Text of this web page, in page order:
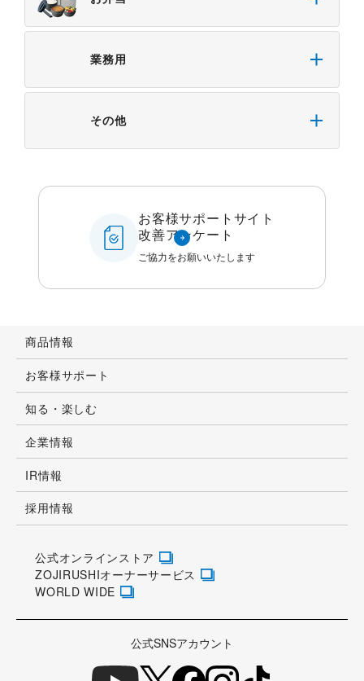
業務用
その他
お客様サポートサイト
改善アンケート
ご協力をお願いいたします
商品情報
お客様サポート
知る・楽しむ
企業情報
IR情報
採用情報
公式オンラインストア
ZOJIRUSHIオーナーサービス
WORLD WIDE
公式SNSアカウント